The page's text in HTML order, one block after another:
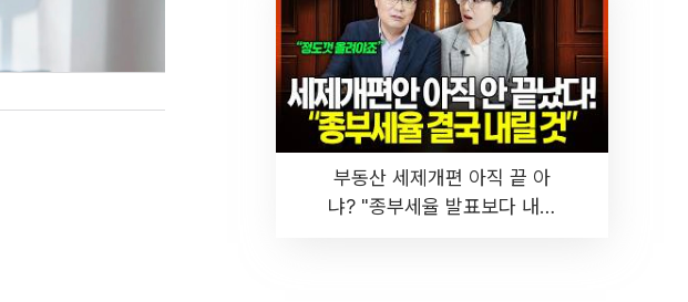
부동산 세제개편 아직 끝 아
냐? "종부세율 발표보다 내릴